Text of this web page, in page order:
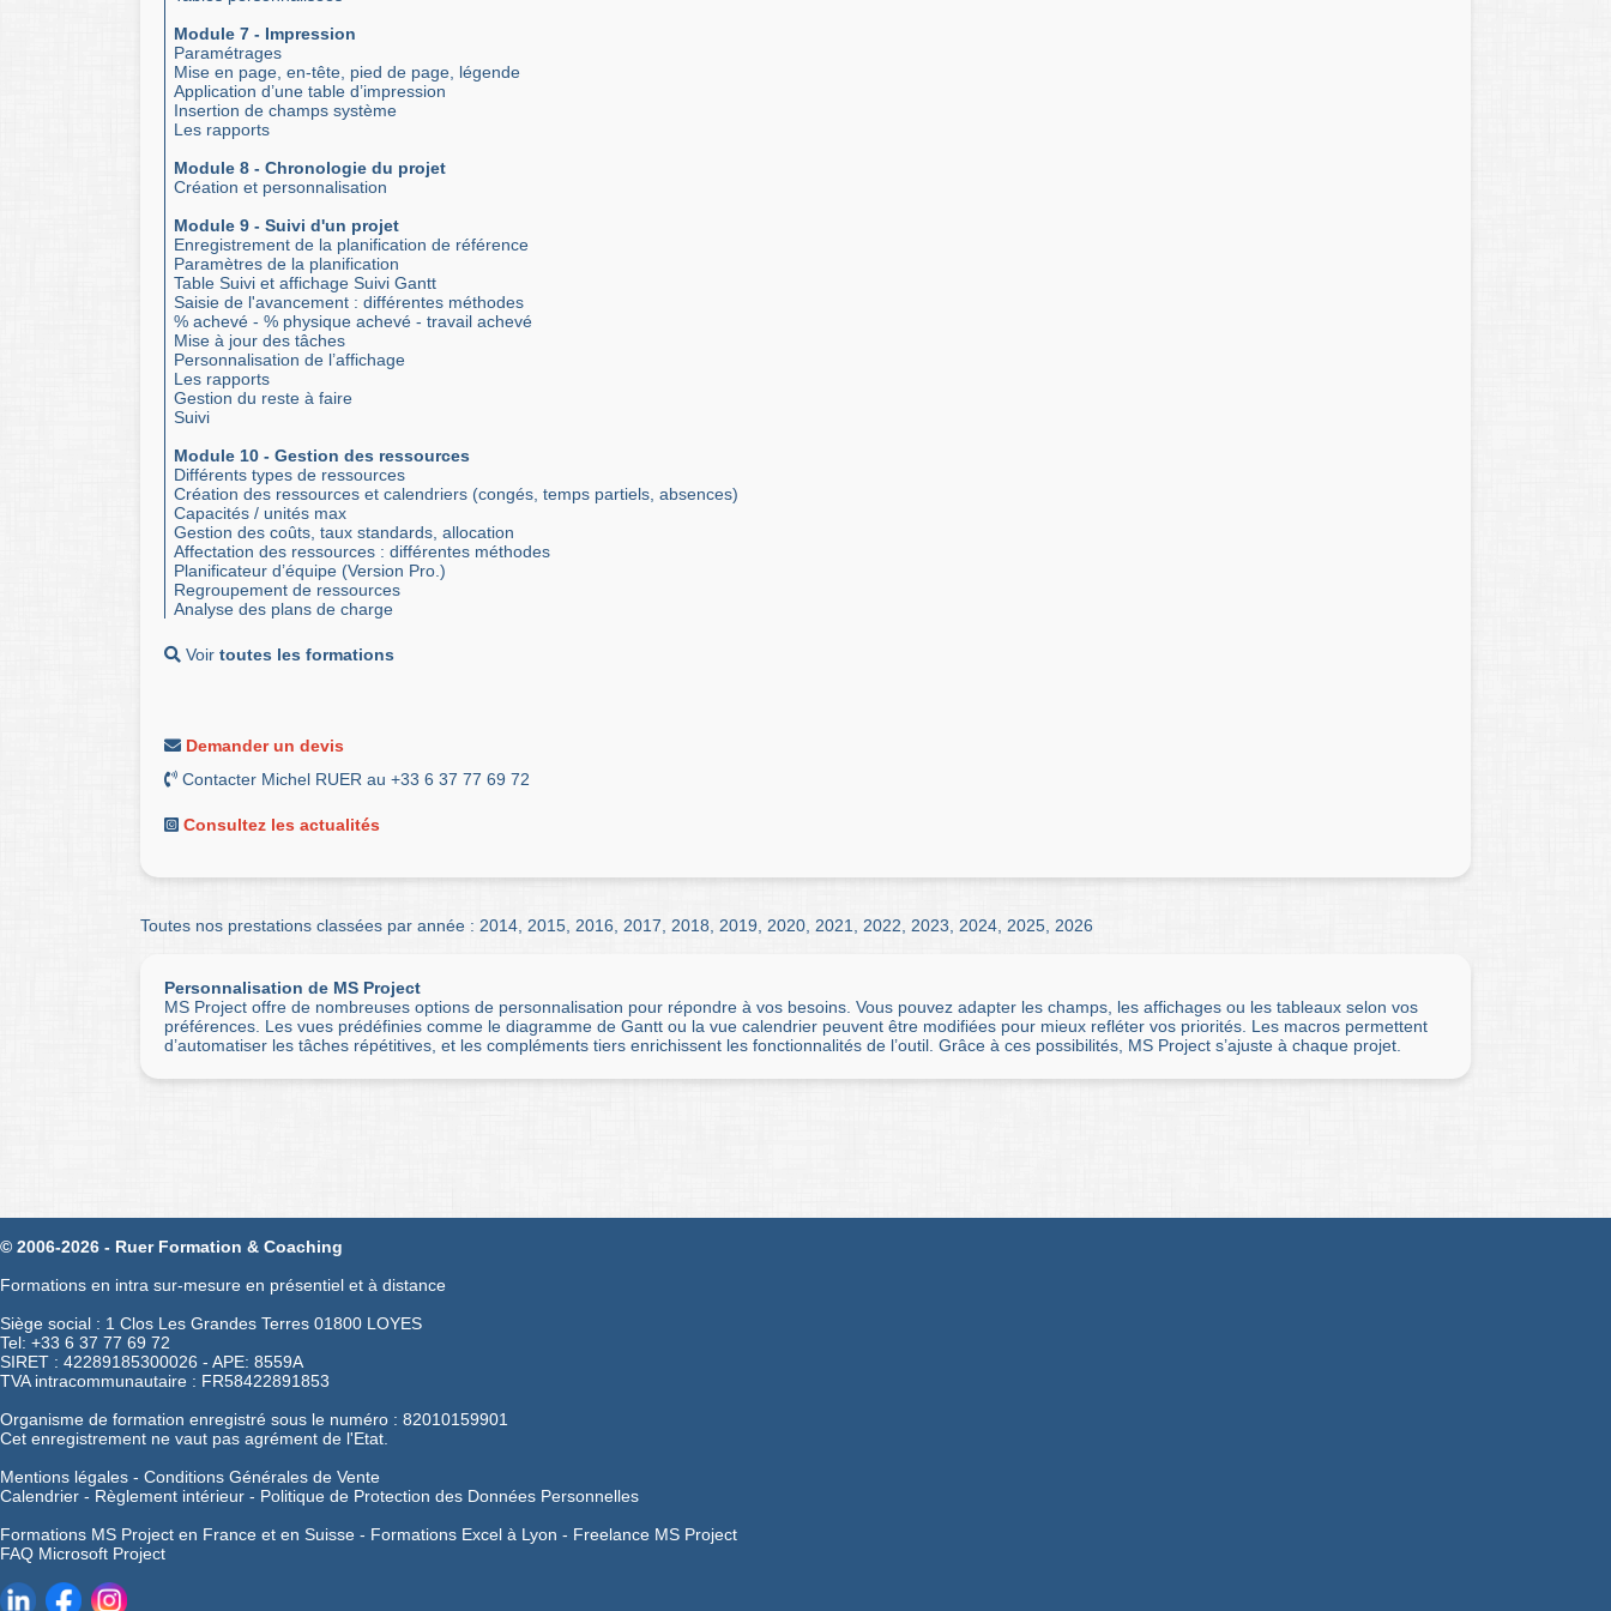
Module 7 - Impression
Paramétrages
Mise en page, en-tête, pied de page, légende
Application d’une table d’impression
Insertion de champs système
Les rapports
Module 8 - Chronologie du projet
Création et personnalisation
Module 9 - Suivi d'un projet
Enregistrement de la planification de référence
Paramètres de la planification
Table Suivi et affichage Suivi Gantt
Saisie de l'avancement : différentes méthodes
% achevé - % physique achevé - travail achevé
Mise à jour des tâches
Personnalisation de l’affichage
Les rapports
Gestion du reste à faire
Suivi
Module 10 - Gestion des ressources
Différents types de ressources
Création des ressources et calendriers (congés, temps partiels, absences)
Capacités / unités max
Gestion des coûts, taux standards, allocation
Affectation des ressources : différentes méthodes
Planificateur d’équipe (Version Pro.)
Regroupement de ressources
Analyse des plans de charge
Voir toutes les formations
Demander un devis
Contacter Michel RUER au +33 6 37 77 69 72
Consultez les actualités
Toutes nos prestations classées par année : 2014 2015 2016 2017 2018 2019 2020 2021 2022 2023 2024 2025 2026
Personnalisation de MS Project
MS Project offre de nombreuses options de personnalisation pour répondre à vos besoins. Vous pouvez adapter les champs, les affichages ou les tableaux selon vos
préférences. Les vues prédéfinies comme le diagramme de Gantt ou la vue calendrier peuvent être modifiées pour mieux refléter vos priorités. Les macros permettent
d’automatiser les tâches répétitives, et les compléments tiers enrichissent les fonctionnalités de l’outil. Grâce à ces possibilités, MS Project s’ajuste à chaque projet.
© 2006-2026 - Ruer Formation & Coaching
Formations en intra sur-mesure en présentiel et à distance
Siège social : 1 Clos Les Grandes Terres 01800 LOYES
Tel: +33 6 37 77 69 72
SIRET : 42289185300026 - APE: 8559A
TVA intracommunautaire : FR58422891853
Organisme de formation enregistré sous le numéro : 82010159901
Cet enregistrement ne vaut pas agrément de l'Etat.
Mentions légales - Conditions Générales de Vente
Calendrier - Règlement intérieur - Politique de Protection des Données Personnelles
Formations MS Project en France et en Suisse - Formations Excel à Lyon - Freelance MS Project
FAQ Microsoft Project